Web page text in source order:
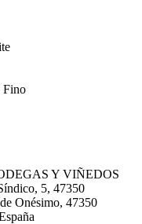
Fino
Y VIÑEDOS
5, 47350
Onésimo, 47350